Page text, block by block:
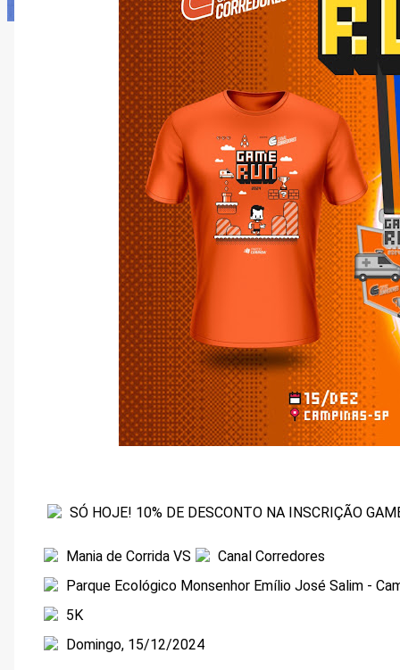
SÓ HOJE! 10% DE DESCONTO NA INSCRIÇÃO
Mania de Corrida VS
Canal Corredores
Parque Ecológico Monsenhor Emílio José Salim -
5K
Domingo, 15/12/2024